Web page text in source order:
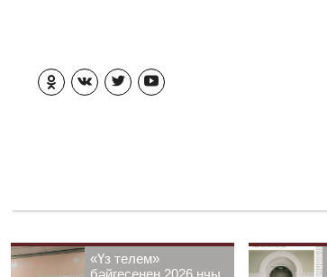
«Үз телем»
бәйгесенең 2026 нчы